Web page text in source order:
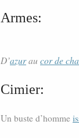
Armes:
D’azurau cor de
Cimier:
Un buste d’homme